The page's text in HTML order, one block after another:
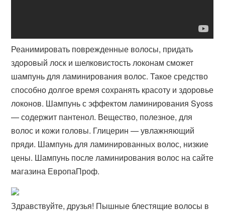
Реанимировать поврежденные волосы, придать
здоровый лоск и шелковистость локонам сможет
шампунь для ламинирования волос. Такое средство
способно долгое время сохранять красоту и здоровье
локонов. Шампунь с эффектом ламинирования Syoss
— содержит пантенол. Вещество, полезное, для
волос и кожи головы. Глицерин — увлажняющий
пряди. Шампунь для ламинированных волос, низкие
цены. Шампунь после ламинирования волос на сайте
магазина ЕвропаПроф.
Здравствуйте, друзья! Пышные блестящие волосы в